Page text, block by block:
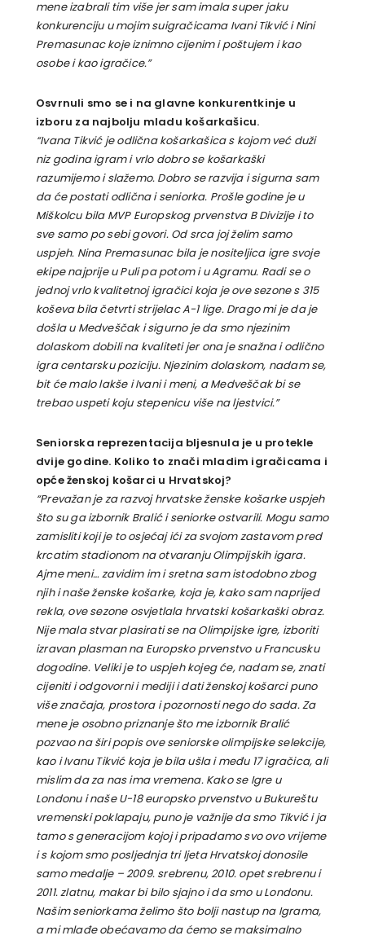
mene izabrali tim više jer sam imala super jaku
konkurenciju u mojim suigračicama Ivani Tikvić i Nini
Premasunac koje iznimno cijenim i poštujem i kao
osobe i kao igračice.”
Osvrnuli smo se i na glavne konkurentkinje u
izboru za najbolju mladu košarkašicu.
“Ivana Tikvić je odlična košarkašica s kojom već duži
niz godina igram i vrlo dobro se košarkaški
razumijemo i slažemo. Dobro se razvija i sigurna sam
da će postati odlična i seniorka. Prošle godine je u
Miškolcu bila MVP Europskog prvenstva B Divizije i to
sve samo po sebi govori. Od srca joj želim samo
uspjeh. Nina Premasunac bila je nositeljica igre svoje
ekipe najprije u Puli pa potom i u Agramu. Radi se o
jednoj vrlo kvalitetnoj igračici koja je ove sezone s 315
koševa bila četvrti strijelac A-1 lige. Drago mi je da je
došla u Medveščak i sigurno je da smo njezinim
dolaskom dobili na kvaliteti jer ona je snažna i odlično
igra centarsku poziciju. Njezinim dolaskom, nadam se,
bit će malo lakše i Ivani i meni, a Medveščak bi se
trebao uspeti koju stepenicu više na ljestvici.”
Seniorska reprezentacija bljesnula je u protekle
dvije godine. Koliko to znači mladim igračicama i
opće ženskoj košarci u Hrvatskoj?
“Prevažan je za razvoj hrvatske ženske košarke uspjeh
što su ga izbornik Bralić i seniorke ostvarili. Mogu samo
zamisliti koji je to osjećaj ići za svojom zastavom pred
krcatim stadionom na otvaranju Olimpijskih igara.
Ajme meni… zavidim im i sretna sam istodobno zbog
njih i naše ženske košarke, koja je, kako sam naprijed
rekla, ove sezone osvjetlala hrvatski košarkaški obraz.
Nije mala stvar plasirati se na Olimpijske igre, izboriti
izravan plasman na Europsko prvenstvo u Francusku
dogodine. Veliki je to uspjeh kojeg će, nadam se, znati
cijeniti i odgovorni i mediji i dati ženskoj košarci puno
više značaja, prostora i pozornosti nego do sada. Za
mene je osobno priznanje što me izbornik Bralić
pozvao na širi popis ove seniorske olimpijske selekcije,
kao i Ivanu Tikvić koja je bila ušla i među 17 igračica, ali
mislim da za nas ima vremena. Kako se Igre u
Londonu i naše U-18 europsko prvenstvo u Bukureštu
vremenski poklapaju, puno je važnije da smo Tikvić i ja
tamo s generacijom kojoj i pripadamo svo ovo vrijeme
i s kojom smo posljednja tri ljeta Hrvatskoj donosile
samo medalje – 2009. srebrenu, 2010. opet srebrenu i
2011. zlatnu, makar bi bilo sjajno i da smo u Londonu.
Našim seniorkama želimo što bolji nastup na Igrama,
a mi mlađe obećavamo da ćemo se maksimalno